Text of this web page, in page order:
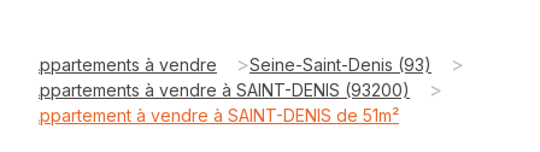
Appartements à vendre >Seine-Saint-Denis (93) >
Appartements à vendre à SAINT-DENIS (93200) >
Appartement à vendre à SAINT-DENIS de 51m²